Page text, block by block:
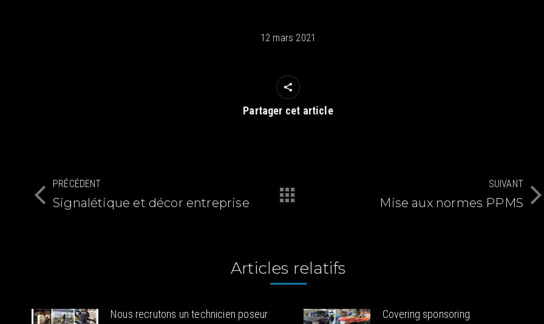
12 mars 2021
Partager cet article
Navigation
article
PRÉCÉDENT
Article
Signalétique et décor entreprise
SUIVANT
Mise aux normes PPMS
Articles relatifs
Nous recrutons un technicien poseur
Covering sponsoring